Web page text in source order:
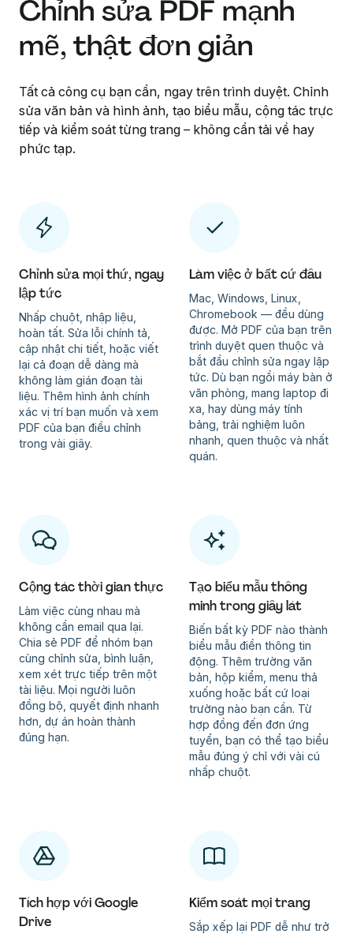
Chỉnh sửa PDF mạnh
mẽ, thật đơn giản
Tất cả công cụ bạn cần, ngay trên trình duyệt. Chỉnh
sửa văn bản và hình ảnh, tạo biểu mẫu, cộng tác trực
tiếp và kiểm soát từng trang – không cần tải về hay
phức tạp.
Chỉnh sửa mọi thứ, ngay
lập tức
Nhấp chuột, nhập liệu,
hoàn tất. Sửa lỗi chính tả,
cập nhật chi tiết, hoặc viết
lại cả đoạn dễ dàng mà
không làm gián đoạn tài
liệu. Thêm hình ảnh chính
xác vị trí bạn muốn và xem
PDF của bạn điều chỉnh
trong vài giây.
Làm việc ở bất cứ đâu
Mac, Windows, Linux,
Chromebook — đều dùng
được. Mở PDF của bạn trên
trình duyệt quen thuộc và
bắt đầu chỉnh sửa ngay lập
tức. Dù bạn ngồi máy bàn ở
văn phòng, mang laptop đi
xa, hay dùng máy tính
bảng, trải nghiệm luôn
nhanh, quen thuộc và nhất
quán.
Cộng tác thời gian thực
Làm việc cùng nhau mà
không cần email qua lại.
Chia sẻ PDF để nhóm bạn
cùng chỉnh sửa, bình luận,
xem xét trực tiếp trên một
tài liệu. Mọi người luôn
đồng bộ, quyết định nhanh
hơn, dự án hoàn thành
đúng hạn.
Tạo biểu mẫu thông
minh trong giây lát
Biến bất kỳ PDF nào thành
biểu mẫu điền thông tin
động. Thêm trường văn
bản, hộp kiểm, menu thả
xuống hoặc bất cứ loại
trường nào bạn cần. Từ
hợp đồng đến đơn ứng
tuyển, bạn có thể tạo biểu
mẫu đúng ý chỉ với vài cú
nhấp chuột.
Tích hợp với Google
Drive
Kiểm soát mọi trang
Sắp xếp lại PDF dễ như trở